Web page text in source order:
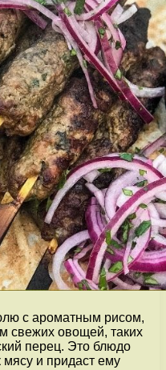
с ароматным рисом,
свежих овощей, таких
перец. Это блюдо
и придаст ему